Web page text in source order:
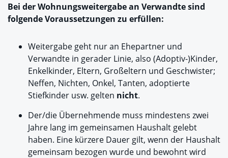
Bei der Wohnungsweitergabe an Verwandte sind
folgende Voraussetzungen zu erfüllen:
Weitergabe geht nur an Ehepartner und
Verwandte in gerader Linie, also (Adoptiv-)Kinder,
Enkelkinder, Eltern, Großeltern und Geschwister;
Neffen, Nichten, Onkel, Tanten, adoptierte
Stiefkinder usw. gelten nicht.
Der/die Übernehmende muss mindestens zwei
Jahre lang im gemeinsamen Haushalt gelebt
haben. Eine kürzere Dauer gilt, wenn der Haushalt
gemeinsam bezogen wurde und bewohnt wird